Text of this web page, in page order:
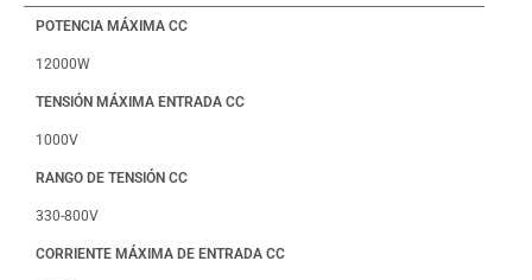
POTENCIA MÁXIMA CC
12000W
TENSIÓN MÁXIMA ENTRADA CC
1000V
RANGO DE TENSIÓN CC
330-800V
CORRIENTE MÁXIMA DE ENTRADA CC